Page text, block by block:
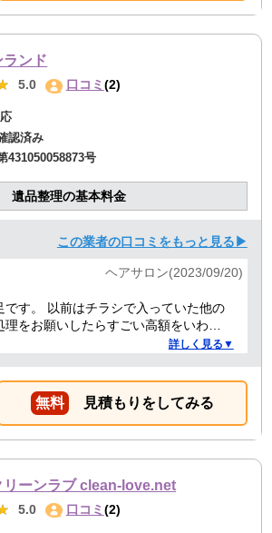
ランド
5.0 口コミ(2)
認済み
431050058873号
遺品整理の基本料金
この業者の口コミをもっと見る▶
ヘアサロン(2023/09/20)
です。 以前はチラシで入っていた他の
をお願いしたらすごい高額をいわれ
たが、クリーランドさんは提示額通り
詳しく見る▼
無料 見積もりをしてみる
リーンラブ clean-love.net
5.0 口コミ (2)